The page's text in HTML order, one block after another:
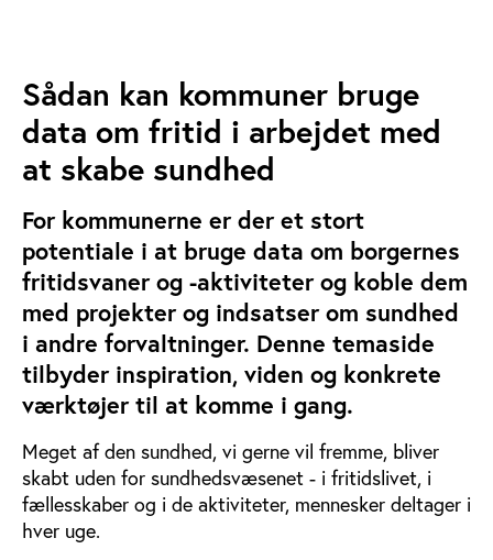
Sådan kan kommuner bruge
data om fritid i arbejdet med
at skabe sundhed
For kommunerne er der et stort
potentiale i at bruge data om borgernes
fritidsvaner og -aktiviteter og koble dem
med projekter og indsatser om sundhed
i andre forvaltninger. Denne temaside
tilbyder inspiration, viden og konkrete
værktøjer til at komme i gang.
Meget af den sundhed, vi gerne vil fremme, bliver
skabt uden for sundhedsvæsenet - i fritidslivet, i
fællesskaber og i de aktiviteter, mennesker deltager i
hver uge.